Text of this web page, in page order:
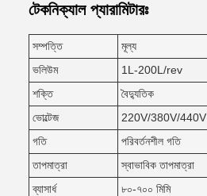
টেকনিক্যাল প্যারামিটারঃ
সম্পত্তি
মূল্য
ভলিউম
1L-200L/rev
শক্তি
বৈদ্যুতিক
ভোল্টেজ
220V/380V/440V
গতি
পরিবর্তনশীল গতি
তাপমাত্রা
স্বাভাবিক তাপমাত্রা
ব্যাসার্ধ
৮০-৭০০ মিমি